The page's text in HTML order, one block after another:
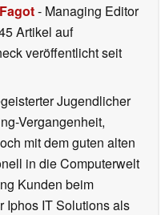
- Managing Editor
Artikel auf
veröffentlichtseit
Jugendlicher
Vergangenheit,
mit dem guten alten
in die Computerwelt
Kunden beim
Iphos IT Solutions als